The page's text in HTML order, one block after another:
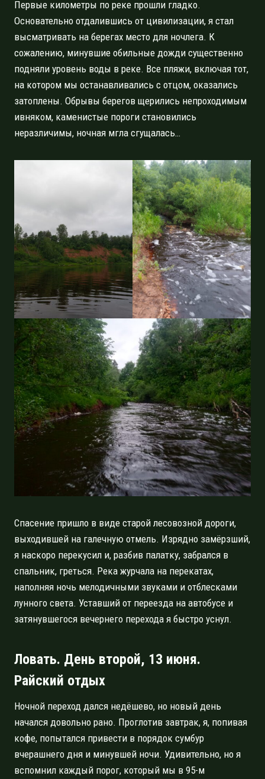
Первые километры по реке прошли гладко.
Основательно отдалившись от цивилизации, я стал
высматривать на берегах место для ночлега. К
сожалению, минувшие обильные дожди существенно
подняли уровень воды в реке. Все пляжи, включая тот,
на котором мы останавливались с отцом, оказались
затоплены. Обрывы берегов щерились непроходимым
ивняком, каменистые пороги становились
неразличимы, ночная мгла сгущалась…
Спасение пришло в виде старой лесовозной дороги,
выходившей на галечную отмель. Изрядно замёрзший,
я наскоро перекусил и, разбив палатку, забрался в
спальник, греться. Река журчала на перекатах,
наполняя ночь мелодичными звуками и отблесками
лунного света. Уставший от переезда на автобусе и
затянувшегося вечернего перехода я быстро уснул.
Ловать. День второй, 13 июня.
Райский отдых
Ночной переход дался недёшево, но новый день
начался довольно рано. Проглотив завтрак, я, попивая
кофе, попытался привести в порядок сумбур
вчерашнего дня и минувшей ночи. Удивительно, но я
вспомнил каждый порог, который мы в 95-м